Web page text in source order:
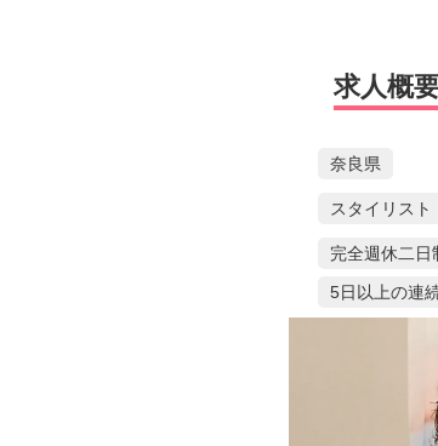
求人概
奈良県
スタイリスト
完全週休二日
5日以上の連